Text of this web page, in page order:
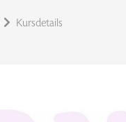
Kursdetails